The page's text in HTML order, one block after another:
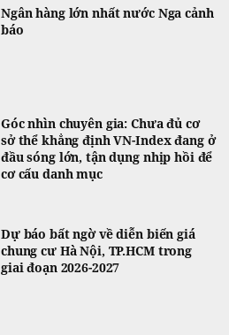
Ngân hàng lớn nhất nước Nga cảnh
báo
Góc nhìn chuyên gia: Chưa đủ cơ
sở thể khẳng định VN-Index đang ở
đầu sóng lớn, tận dụng nhịp hồi để
cơ cấu danh mục
Dự báo bất ngờ về diễn biến giá
chung cư Hà Nội, TP.HCM trong
giai đoạn 2026-2027